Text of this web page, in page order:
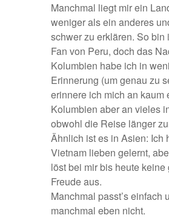
Manchmal liegt mir ein
weniger als ein anderes
schwer zu erklären. So bin
Fan von Peru, doch das
Kolumbien habe ich in
Erinnerung (um genau zu
erinnere ich mich an kaum
Kolumbien aber an vieles
obwohl die Reise länger
Ähnlich ist es in Asien: Ich
Vietnam lieben gelernt,
löst bei mir bis heute keine
Freude aus.
Manchmal passt’s einfach
manchmal eben nicht.